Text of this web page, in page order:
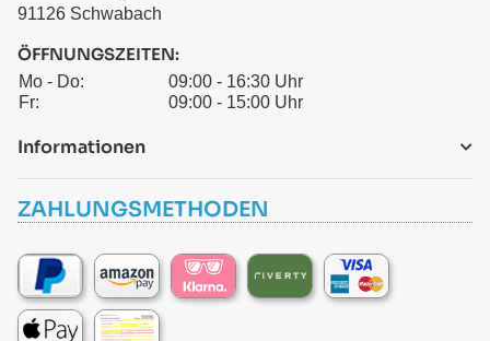
91126 Schwabach
ÖFFNUNGSZEITEN:
Mo - Do:
09:00 - 16:30 Uhr
Fr:
09:00 - 15:00 Uhr
Informationen
ZAHLUNGSMETHODEN